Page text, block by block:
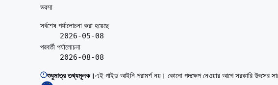
ভরসা
সর্বশেষ পর্যালোচনা করা হয়েছে
2026-05-08
পরবর্তী পর্যালোচনা
2026-08-08
শুধুমাত্র তথ্যমূলক।এই গাইড আইনি পরামর্শ নয়। কোনো পদক্ষেপ নেওয়ার আগে সরকারি উৎসের